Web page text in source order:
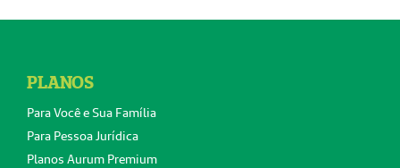
PLANOS
Para Você e Sua Família
Para Pessoa Jurídica
Planos Aurum Premium